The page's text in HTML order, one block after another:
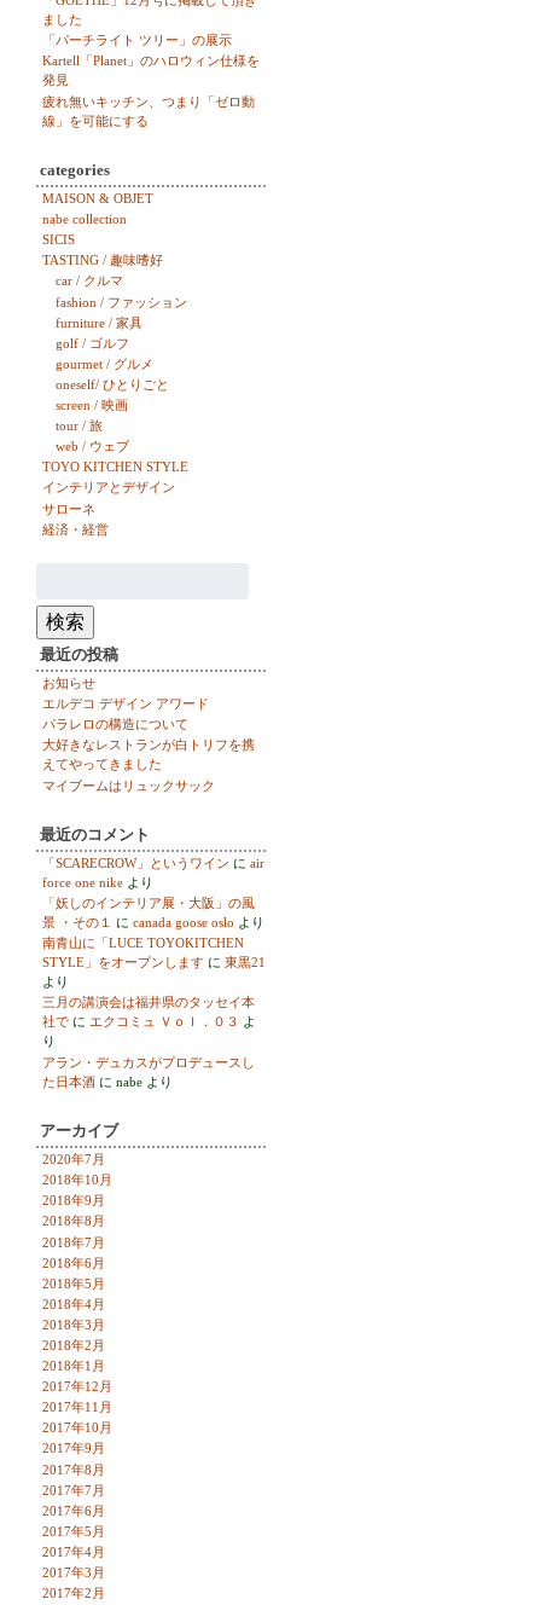
ました
「パーチライト ツリー」の展示
Kartell「Planet」のハロウィン仕様を
発見
疲れ無いキッチン、つまり「ゼロ動
線」を可能にする
categories
MAISON & OBJET
nabe collection
SICIS
TASTING / 趣味嗜好
car / クルマ
fashion / ファッション
furniture / 家具
golf / ゴルフ
gourmet / グルメ
oneself/ ひとりごと
screen / 映画
tour / 旅
web / ウェブ
TOYO KITCHEN STYLE
インテリアとデザイン
サローネ
経済・経営
索:
検索
最近の投稿
お知らせ
エルデコ デザイン アワード
パラレロの構造について
大好きなレストランが白トリフを携
えてやってきました
マイブームはリュックサック
最近のコメント
「SCARECROW」というワイン に air
force one nike より
「妖しのインテリア展・大阪」の風
景 ・その１
に canada goose oslo より
南青山に「LUCE TOYOKITCHEN
STYLE」をオープンします に 東黒21
より
三月の講演会は福井県のタッセイ本
社で に エクコミュ Ｖｏｌ．０３ よ
り
アラン・デュカスがプロデュースし
た日本酒 に nabe より
アーカイブ
2020年7月
2018年10月
2018年9月
2018年8月
2018年7月
2018年6月
2018年5月
2018年4月
2018年3月
2018年2月
2018年1月
2017年12月
2017年11月
2017年10月
2017年9月
2017年8月
2017年7月
2017年6月
2017年5月
2017年4月
2017年3月
2017年2月